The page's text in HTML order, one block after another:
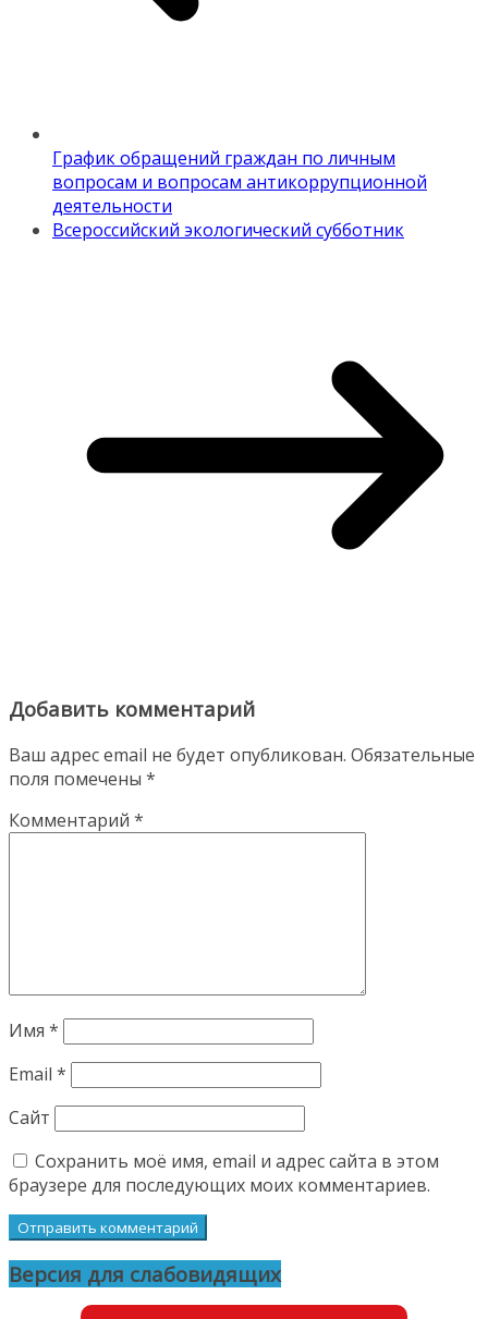
График обращений граждан по личным
вопросам и вопросам антикоррупционной
деятельности
Всероссийский экологический субботник
Добавить комментарий
Ваш адрес email не будет опубликован. Обязательные
поля помечены *
Комментарий *
Имя *
Email *
Сайт
Сохранить моё имя, email и адрес сайта в этом
браузере для последующих моих комментариев.
Версия для слабовидящих